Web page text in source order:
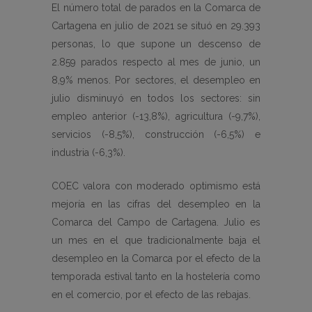
El número total de parados en la Comarca de
Cartagena en julio de 2021 se situó en 29.393
personas, lo que supone un descenso de
2.859 parados respecto al mes de junio, un
8,9% menos. Por sectores, el desempleo en
julio disminuyó en todos los sectores: sin
empleo anterior (-13,8%), agricultura (-9,7%),
servicios (-8,5%), construcción (-6,5%) e
industria (-6,3%).
COEC valora con moderado optimismo está
mejoría en las cifras del desempleo en la
Comarca del Campo de Cartagena. Julio es
un mes en el que tradicionalmente baja el
desempleo en la Comarca por el efecto de la
temporada estival tanto en la hostelería como
en el comercio, por el efecto de las rebajas.